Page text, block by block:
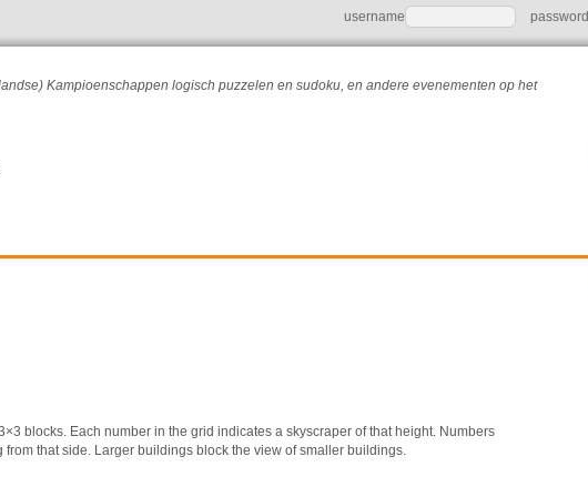
username password
Kampioenschappen logisch puzzelen en sudoku, en andere evenementen op het
blocks. Each number in the grid indicates a skyscraper of that height. Numbers
that side. Larger buildings block the view of smaller buildings.